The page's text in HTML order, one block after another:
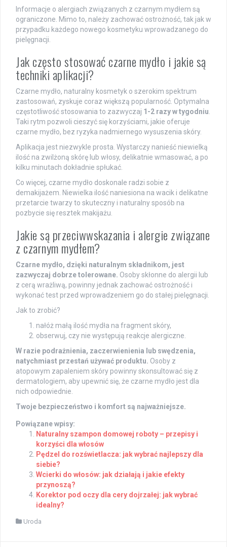
Informacje o alergiach związanych z czarnym mydłem są
ograniczone. Mimo to, należy zachować ostrożność, tak jak w
przypadku każdego nowego kosmetyku wprowadzanego do
pielęgnacji.
Jak często stosować czarne mydło i jakie są
techniki aplikacji?
Czarne mydło, naturalny kosmetyk o szerokim spektrum
zastosowań, zyskuje coraz większą popularność. Optymalna
częstotliwość stosowania to zazwyczaj 1-2 razy w tygodniu
Taki rytm pozwoli cieszyć się korzyściami, jakie oferuje
czarne mydło, bez ryzyka nadmiernego wysuszenia skóry.
Aplikacja jest niezwykle prosta. Wystarczy nanieść niewielką
ilość na zwilżoną skórę lub włosy, delikatnie wmasować, a po
kilku minutach dokładnie spłukać.
Co więcej, czarne mydło doskonale radzi sobie z
demakijażem. Niewielka ilość naniesiona na wacik i delikatne
przetarcie twarzy to skuteczny i naturalny sposób na
pozbycie się resztek makijażu.
Jakie są przeciwwskazania i alergie związane
z czarnym mydłem?
Czarne mydło, dzięki naturalnym składnikom, jest
zazwyczaj dobrze tolerowane. Osoby skłonne do alergii lub
z cerą wrażliwą, powinny jednak zachować ostrożność i
wykonać test przed wprowadzeniem go do stałej pielęgnacji.
Jak to zrobić?
nałóż małą ilość mydła na fragment skóry,
obserwuj, czy nie występują reakcje alergiczne.
W razie podrażnienia, zaczerwienienia lub swędzenia,
natychmiast przestań używać produktu. Osoby z
atopowym zapaleniem skóry powinny skonsultować się z
dermatologiem, aby upewnić się, że czarne mydło jest dla
nich odpowiednie.
Twoje bezpieczeństwo i komfort są najważniejsze.
Powiązane wpisy:
Naturalny szampon domowej roboty – przepisy i
korzyści dla włosów
Pędzel do rozświetlacza: jak wybrać najlepszy dla
siebie?
Wcierki do włosów: jak działają i jakie efekty
przynoszą?
Korektor pod oczy dla cery dojrzałej: jak wybrać
idealny?
Uroda